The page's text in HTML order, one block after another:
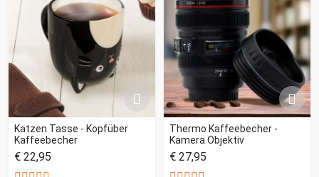
Katzen Tasse - Kopfüber
Kaffeebecher
€ 22,95
Thermo Kaffeebecher -
Kamera Objektiv
€ 27,95